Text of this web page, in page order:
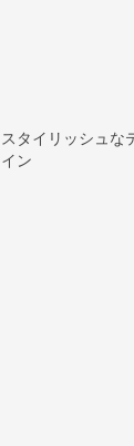
スタイリッシュな
イン